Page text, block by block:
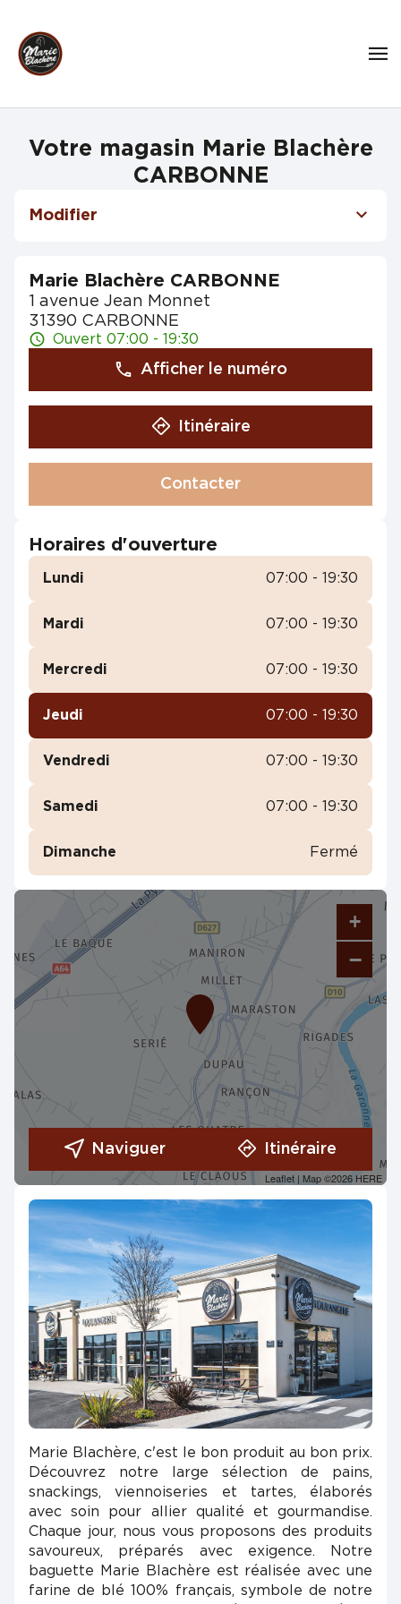
Votre magasin Marie Blachère
CARBONNE
Modifier
Marie Blachère CARBONNE
1 avenue Jean Monnet
31390 CARBONNE
Ouvert 07:00 - 19:30
Afficher le numéro
Itinéraire
Contacter
Horaires d'ouverture
Lundi 07:00 - 19:30
Mardi 07:00 - 19:30
Mercredi 07:00 - 19:30
Jeudi 07:00 - 19:30
Vendredi 07:00 - 19:30
Samedi 07:00 - 19:30
Dimanche Fermé
+
−
Leaflet | Map ©2026 HERE
Naviguer Itinéraire
Marie Blachère, c'est le bon produit au bon prix.
Découvrez notre large sélection de pains,
snackings, viennoiseries et tartes, élaborés
avec soin pour allier qualité et gourmandise.
Chaque jour, nous vous proposons des produits
savoureux, préparés avec exigence. Notre
baguette Marie Blachère est réalisée avec une
farine de blé 100% français, symbole de notre